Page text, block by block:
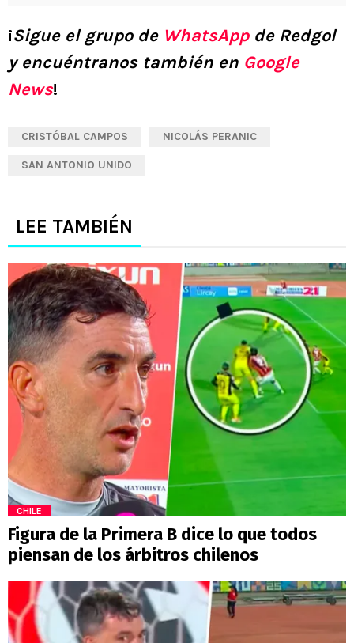
¡Sigue el grupo de WhatsAppde Redgol
y encuéntranos también en Google
News!
CRISTÓBAL CAMPOS NICOLÁS PERANIC
SAN ANTONIO UNIDO
LEE TAMBIÉN
CHILE
Figura de la Primera B dice lo que todos
piensan de los árbitros chilenos